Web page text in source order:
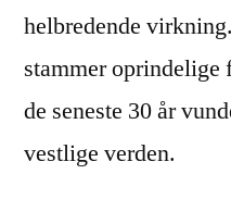
helbredende
stammer oprindelige
de seneste 30 år
vestlige verden.